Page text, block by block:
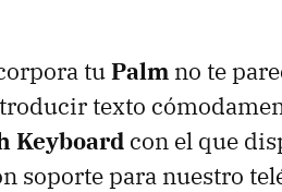
tuPalm no te
texto
Keyboard con el que
soporte para nuestro